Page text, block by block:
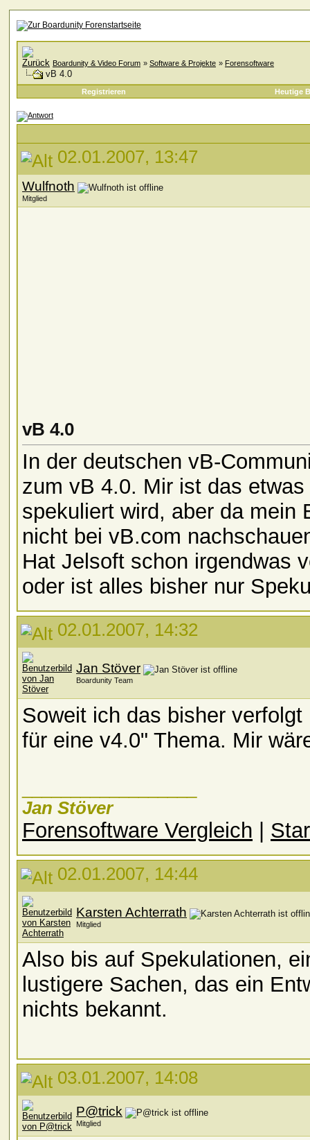
Boardunity & Video Forum » Software & Projekte » Forensoftware
vB 4.0
Registrieren Heutige
02.01.2007, 13:47
Wulfnoth
Mitglied
vB 4.0
In der deutschen vB-
zum vB 4.0. Mir ist das
spekuliert wird, aber da mein
nicht bei vB.com
Hat Jelsoft schon irgendwas
oder ist alles bisher nur
02.01.2007, 14:32
Jan Stöver
Boardunity Team
Soweit ich das bisher
für eine v4.0" Thema. Mir
Jan Stöver
Forensoftware Vergleich
02.01.2007, 14:44
Karsten Achterrath
Mitglied
Also bis auf Spekulationen,
lustigere Sachen, das ein
nichts bekannt.
03.01.2007, 14:08
P@trick
Mitglied